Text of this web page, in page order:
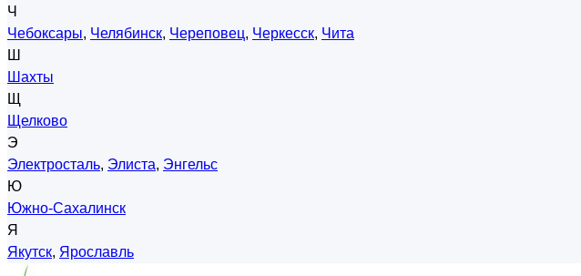
Ч
Чебоксары, Челябинск, Череповец, Черкесск, Чита
Ш
Шахты
Щ
Щелково
Э
Электросталь, Элиста, Энгельс
Ю
Южно-Сахалинск
Я
Якутск, Ярославль